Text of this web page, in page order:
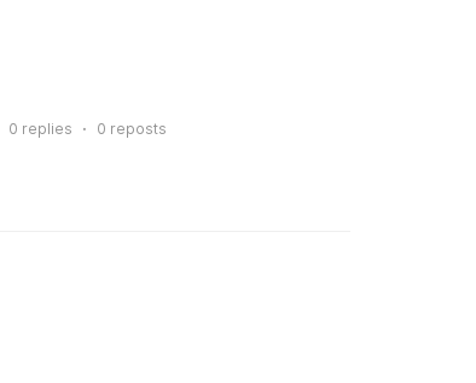
0 replies 0 reposts